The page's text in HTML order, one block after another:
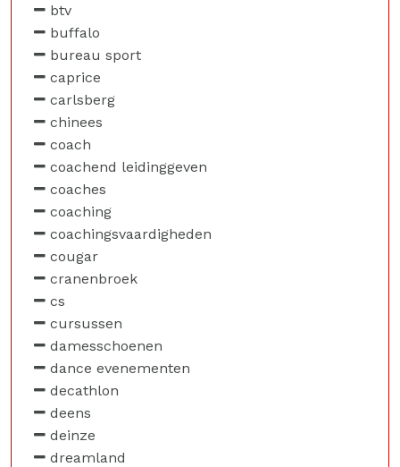
btv
buffalo
bureau sport
caprice
carlsberg
chinees
coach
coachend leidinggeven
coaches
coaching
coachingsvaardigheden
cougar
cranenbroek
cs
cursussen
damesschoenen
dance evenementen
decathlon
deens
deinze
dreamland